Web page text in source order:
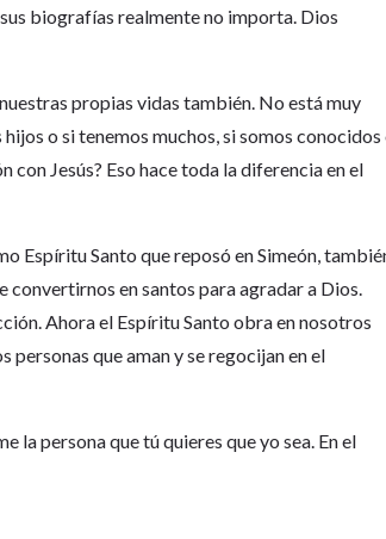
biografías realmente no importa. Dios
propias vidas también. No está muy
o si tenemos muchos, si somos conocidos
Jesús? Eso hace toda la diferencia en el
Espíritu Santo que reposó en Simeón,
convertirnos en santos para agradar a Dios.
Ahora el Espíritu Santo obra en nosotros
personas que aman y se regocijan en el
la persona que tú quieres que yo sea. En el